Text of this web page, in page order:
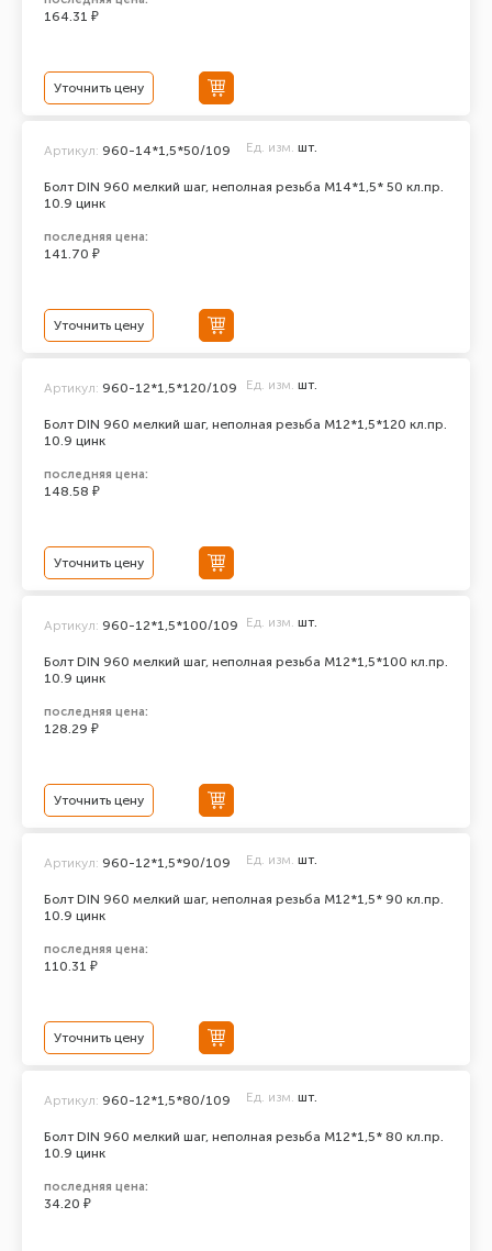
164.31 ₽
Уточнить цену
Болт DIN 960 мелкий шаг, неполная резьба M14*1,5* 50 кл.пр.
10.9 цинк
Артикул: 960-14*1,5*50/109 Ед. изм. шт.
последняя цена:
141.70 ₽
Уточнить цену
Болт DIN 960 мелкий шаг, неполная резьба M12*1,5*120 кл.пр.
10.9 цинк
Артикул: 960-12*1,5*120/109 Ед. изм. шт.
последняя цена:
148.58 ₽
Уточнить цену
Болт DIN 960 мелкий шаг, неполная резьба M12*1,5*100 кл.пр.
10.9 цинк
Артикул: 960-12*1,5*100/109 Ед. изм. шт.
последняя цена:
128.29 ₽
Уточнить цену
Болт DIN 960 мелкий шаг, неполная резьба M12*1,5* 90 кл.пр.
10.9 цинк
Артикул: 960-12*1,5*90/109 Ед. изм. шт.
последняя цена:
110.31 ₽
Уточнить цену
Болт DIN 960 мелкий шаг, неполная резьба M12*1,5* 80 кл.пр.
10.9 цинк
Артикул: 960-12*1,5*80/109 Ед. изм. шт.
последняя цена:
34.20 ₽